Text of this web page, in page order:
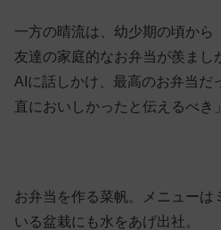
一方の晴流は、幼少期の頃から
友達の家庭的なお弁当が羨まし
AIに話しかけ、最高のお弁当だ
直においしかったと伝えるべき
お弁当を作る菜帆。メニューは
いる盆栽にも水をあげ出社。